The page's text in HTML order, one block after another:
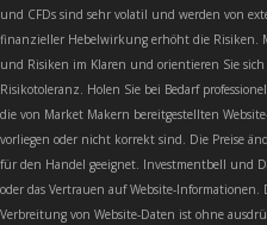
und CFDs sind sehr volatil und werden von
finanzieller Hebelwirkung erhöht die Risiken.
und Risiken im Klaren und orientieren Sie
Risikotoleranz. Holen Sie bei Bedarf
die von Market Makern bereitgestellten
vorliegen oder nicht korrekt sind. Die Preise
für den Handel geeignet. Investmentbell und
oder das Vertrauen auf Website-
Verbreitung von Website-Daten ist ohne